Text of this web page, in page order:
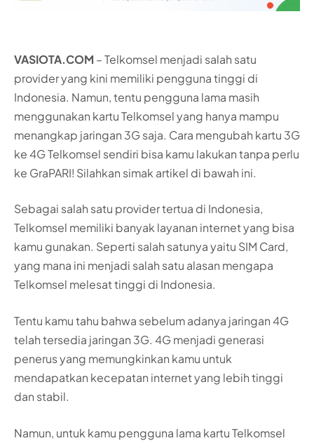
VASIOTA.COM – Telkomsel menjadi salah satu
provider yang kini memiliki pengguna tinggi di
Indonesia. Namun, tentu pengguna lama masih
menggunakan kartu Telkomsel yang hanya mampu
menangkap jaringan 3G saja. Cara mengubah kartu 3G
ke 4G Telkomsel sendiri bisa kamu lakukan tanpa perlu
ke GraPARI! Silahkan simak artikel di bawah ini.
Sebagai salah satu provider tertua di Indonesia,
Telkomsel memiliki banyak layanan internet yang bisa
kamu gunakan. Seperti salah satunya yaitu SIM Card,
yang mana ini menjadi salah satu alasan mengapa
Telkomsel melesat tinggi di Indonesia.
Tentu kamu tahu bahwa sebelum adanya jaringan 4G
telah tersedia jaringan 3G. 4G menjadi generasi
penerus yang memungkinkan kamu untuk
mendapatkan kecepatan internet yang lebih tinggi
dan stabil.
Namun, untuk kamu pengguna lama kartu Telkomsel